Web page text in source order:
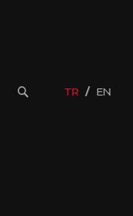
TR EN